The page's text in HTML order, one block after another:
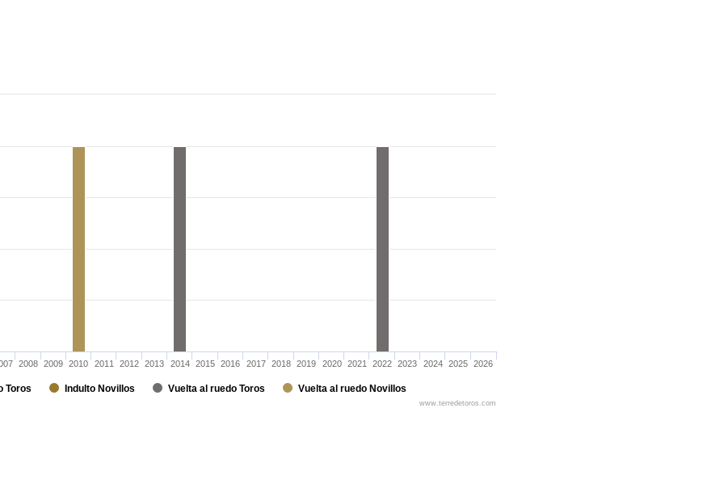
Toros Indulto Novillos Vuelta al ruedo Toros Vuelta al ruedo Novillos
2008 2009 2010 2011 2012 2013 2014 2015 2016 2017 2018 2019 2020 2021 2022 2023 2024 2025 2026
www.terredetoros.com